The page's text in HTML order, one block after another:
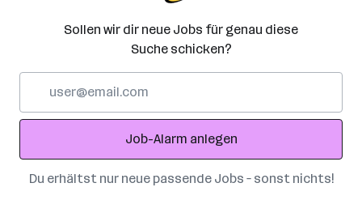
Sollen wir dir neue Jobs für genau diese
Suche schicken?
Adresse
Job-Alarm anlegen
Du erhältst nur neue passende Jobs – sonst nichts!